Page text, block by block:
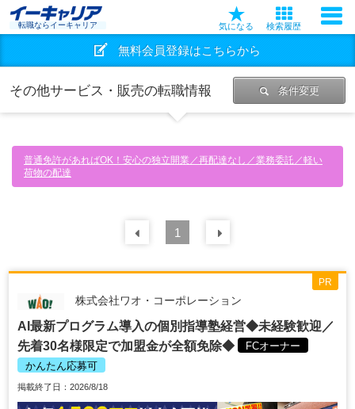
転職ならイーキャリア 気になる 検索履歴
無料会員登録はこちらから
その他サービス・販売の転職情報 条件変更
普通免許があればOK！安心の独立開業／再配達なし／業務委託／軽い
荷物の配達
前の 件
1
株式会社ワオ・コーポレーション
AI最新プログラム導入の個別指導塾経営◆未経験歓迎／
先着30名様限定で加盟金が全額免除◆
FCオーナー
かんたん応募可
掲載終了日：2026/8/18
PR